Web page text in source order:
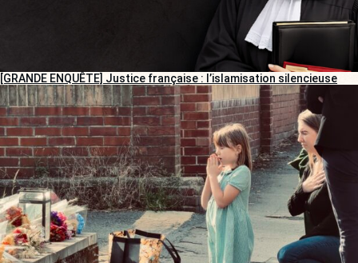
[GRANDE ENQUÊTE] Justice française : l’islamisation silencieuse